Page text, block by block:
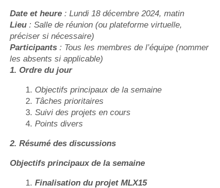
Date et heure : Lundi 18 décembre 2024, matin
Lieu : Salle de réunion (ou plateforme virtuelle,
préciser si nécessaire)
Participants : Tous les membres de l’équipe (nommer
les absents si applicable)
1. Ordre du jour
Objectifs principaux de la semaine
Tâches prioritaires
Suivi des projets en cours
Points divers
2. Résumé des discussions
Objectifs principaux de la semaine
Finalisation du projet MLX15